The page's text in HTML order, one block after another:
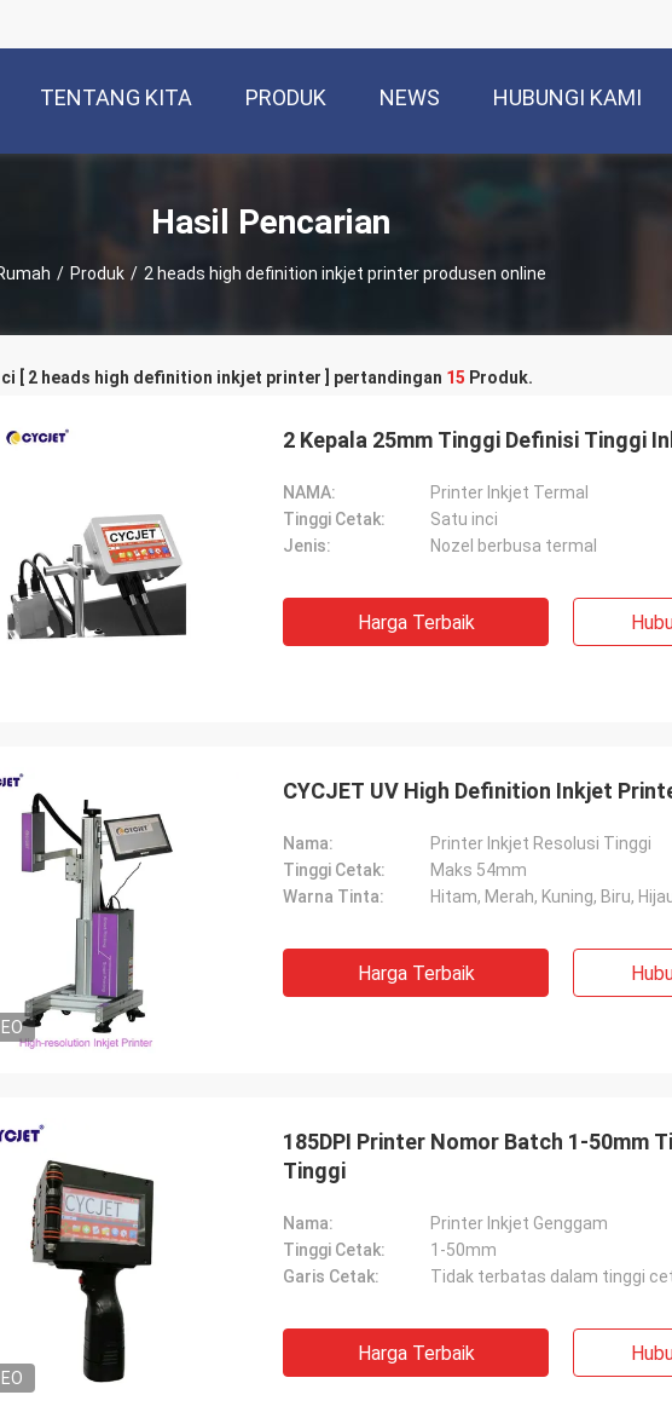
TENTANG KITA PRODUK NEWS HUBUNGI KAMI
Hasil Pencarian
/ Produk / 2 heads high definition inkjet printer produsen online
[ 2 heads high definition inkjet printer ] pertandingan 15 Produk.
2 Kepala 25mm Tinggi Definisi Tinggi
NAMA:
Printer Inkjet Termal
Tinggi Cetak:
Satu inci
Jenis:
Nozel berbusa termal
Harga Terbaik
CYCJET UV High Definition Inkjet
Nama:
Printer Inkjet Resolusi Tinggi
Tinggi Cetak:
Maks 54mm
Warna Tinta:
Hitam, Merah, Kuning, Biru,
Harga Terbaik
185DPI Printer Nomor Batch 1-50mm
Tinggi
Nama:
Printer Inkjet Genggam
Tinggi Cetak:
1-50mm
Garis Cetak:
Tidak terbatas dalam tinggi
Harga Terbaik